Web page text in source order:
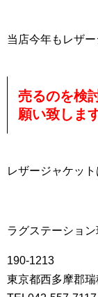
当店今年もレザ
売るのを検
願い致します
レザージャケッ
ラグステーショ
190-1213
東京都西多摩郡